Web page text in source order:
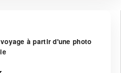
à partir d'une photo